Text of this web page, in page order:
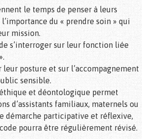
le temps de penser à leurs
du « prendre soin » qui
mission.
s’interroger sur leur fonction liée
posture et sur l’accompagnement
sensible.
et déontologique permet
d’assistants familiaux, maternels ou
démarche participative et réflexive,
pourra être régulièrement révisé.